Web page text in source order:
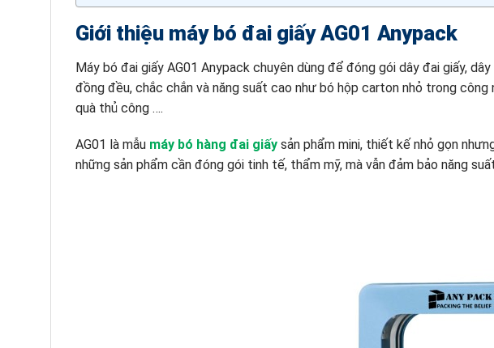
Giới thiệu máy bó đai giấy AG01 Anypack
Máy bó đai giấy AG01 Anypack chuyên dùng để đóng gói dây đai giấy,
đồng đều, chắc chắn và năng suất cao như bó hộp carton nhỏ trong
quà thủ công ….
AG01 là mẫu máy bó hàng đai giấy sản phẩm mini, thiết kế nhỏ gọn
những sản phẩm cần đóng gói tinh tế, thẩm mỹ, mà vẫn đảm bảo năng